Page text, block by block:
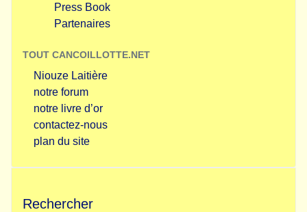
Press Book
Partenaires
TOUT CANCOILLOTTE.NET
Niouze Laitière
notre forum
notre livre d’or
contactez-nous
plan du site
Rechercher